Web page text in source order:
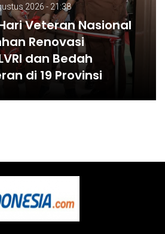
2026 - 21:38
Veteran Nasional
Renovasi
dan Bedah
di 19 Provinsi